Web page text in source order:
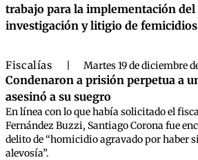
trabajo para la implementación
investigación y litigio de femicidios
Fiscalías Martes 19 de diciembre
Condenaron a prisión perpetua a
asesinó a su suegro
En línea con lo que había solicitado el
Fernández Buzzi, Santiago Corona fue
delito de “homicidio agravado por haber
alevosía”.